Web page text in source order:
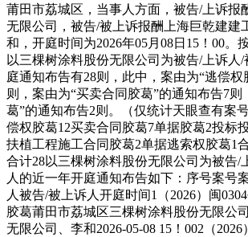
莆田市荔城区，当事人方面，被告/上诉报
无限公司，被告/被上诉报酬上海巨乾建建
和，开庭时间为2026年05月08日15！00。
以三棵树涂料股份无限公司为被告/上诉人
庭通知布告有28则，此中，案由为“逃偿权
则，案由为“买卖合同胶葛”的通知布告7则
葛”的通知布告2则。（仅统计天眼查有案
偿权胶葛12买卖合同胶葛7单据胶葛2投标
扶植工程施工合同胶葛2单据逃索权胶葛1
合计28以三棵树涂料股份无限公司为被告/
人的近一年开庭通知布告如下：序号案号
⼈被告/被上诉人开庭时间1（2026）闽
胶葛莆田市荔城区三棵树涂料股份无限公
无限公司、李和2026-05-08 15！002（